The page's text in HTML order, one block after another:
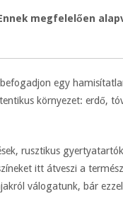
megfelelően
egy
környezet: erdő,
rusztikus
itt átveszi a
válogatunk, bár